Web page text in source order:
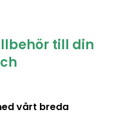
till din
vårt breda